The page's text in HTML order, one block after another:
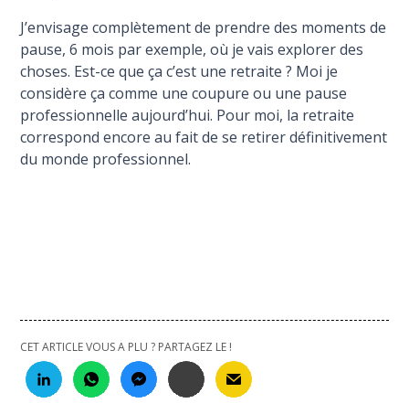
J’envisage complètement de prendre des moments de
pause, 6 mois par exemple, où je vais explorer des
choses. Est-ce que ça c’est une retraite ? Moi je
considère ça comme une coupure ou une pause
professionnelle aujourd’hui. Pour moi, la retraite
correspond encore au fait de se retirer définitivement
du monde professionnel.
CET ARTICLE VOUS A PLU ? PARTAGEZ LE !